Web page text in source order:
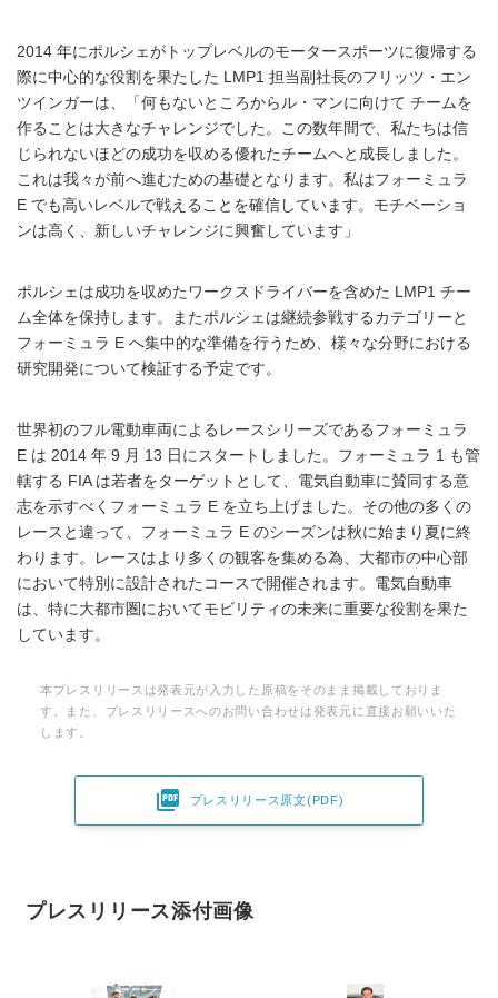
2014 年にポルシェがトップレベルのモータースポーツに復帰する
際に中心的な役割を果たした LMP1 担当副社長のフリッツ・エン
ツインガーは、「何もないところからル・マンに向けて チームを
作ることは大きなチャレンジでした。この数年間で、私たちは信
じられないほどの成功を収める優れたチームへと成長しました。
これは我々が前へ進むための基礎となります。私はフォーミュラ
E でも高いレベルで戦えることを確信しています。モチベーショ
ンは高く、新しいチャレンジに興奮しています」
ポルシェは成功を収めたワークスドライバーを含めた LMP1 チー
ム全体を保持します。またポルシェは継続参戦するカテゴリーと
フォーミュラ E へ集中的な準備を行うため、様々な分野における
研究開発について検証する予定です。
世界初のフル電動車両によるレースシリーズであるフォーミュラ
E は 2014 年 9 月 13 日にスタートしました。フォーミュラ 1 も管
轄する FIA は若者をターゲットとして、電気自動車に賛同する意
志を示すべくフォーミュラ E を立ち上げました。その他の多くの
レースと違って、フォーミュラ E のシーズンは秋に始まり夏に終
わります。レースはより多くの観客を集める為、大都市の中心部
において特別に設計されたコースで開催されます。電気自動車
は、特に大都市圏においてモビリティの未来に重要な役割を果た
しています。
本プレスリリースは発表元が入力した原稿をそのまま掲載しておりま
す。また、プレスリリースへのお問い合わせは発表元に直接お願いいた
します。
 プレスリリース原文(PDF)
プレスリリース添付画像